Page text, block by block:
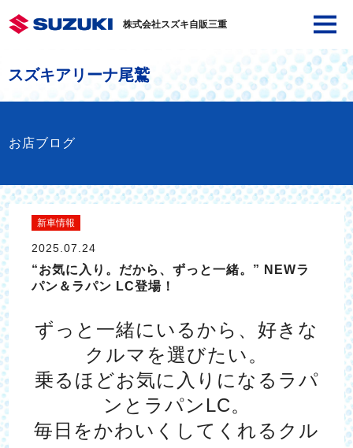
株式会社スズキ自販三重
スズキアリーナ尾鷲
お店ブログ
新車情報
2025.07.24
“お気に入り。だから、ずっと一緒。” NEWラ
パン＆ラパン LC登場！
ずっと一緒にいるから、好きな
クルマを選びたい。
乗るほどお気に入りになるラパ
ンとラパンLC。
毎日をかわいくしてくれるクル